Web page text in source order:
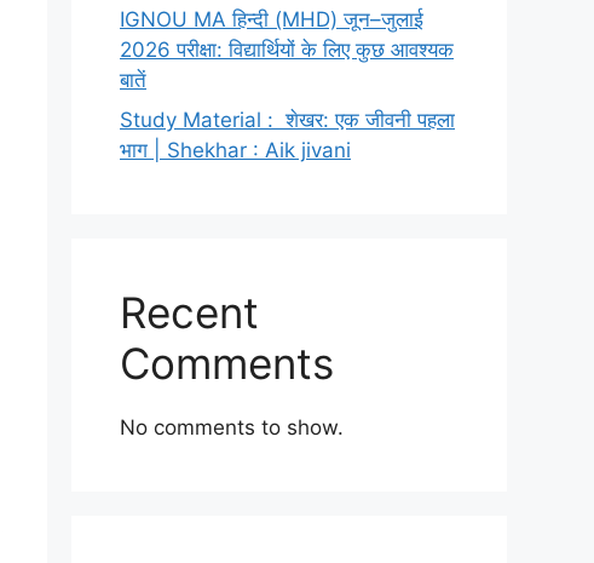
IGNOU MA हिन्दी (MHD) जून–जुलाई
2026 परीक्षा: विद्यार्थियों के लिए कुछ आवश्यक
बातें
Study Material : शेखर: एक जीवनी पहला
भाग | Shekhar : Aik jivani
Recent
Comments
No comments to show.